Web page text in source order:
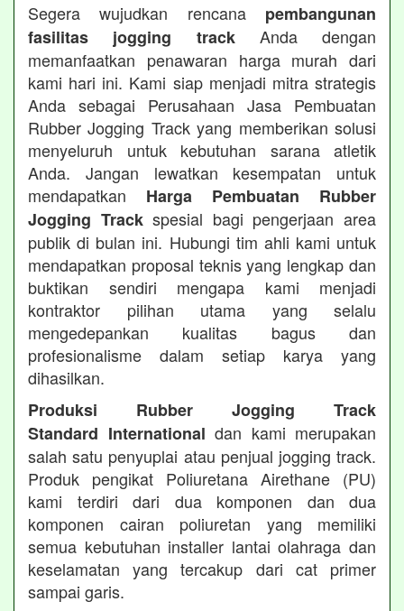
Segera wujudkan rencana pembangunan
fasilitas jogging trackAnda dengan
memanfaatkan penawaran harga murah dari
kami hari ini. Kami siap menjadi mitra strategis
Anda sebagai Perusahaan Jasa Pembuatan
Rubber Jogging Track yang memberikan solusi
menyeluruh untuk kebutuhan sarana atletik
Anda. Jangan lewatkan kesempatan untuk
mendapatkan Harga Pembuatan Rubber
Jogging Trackspesial bagi pengerjaan area
publik di bulan ini. Hubungi tim ahli kami untuk
mendapatkan proposal teknis yang lengkap dan
buktikan sendiri mengapa kami menjadi
kontraktor pilihan utama yang selalu
mengedepankan kualitas bagus dan
profesionalisme dalam setiap karya yang
dihasilkan.
Produksi Rubber Jogging Track
Standard International dan kami merupakan
salah satu penyuplai atau penjual jogging track.
Produk pengikat Poliuretana Airethane (PU)
kami terdiri dari dua komponen dan dua
komponen cairan poliuretan yang memiliki
semua kebutuhan installer lantai olahraga dan
keselamatan yang tercakup dari cat primer
sampai garis.